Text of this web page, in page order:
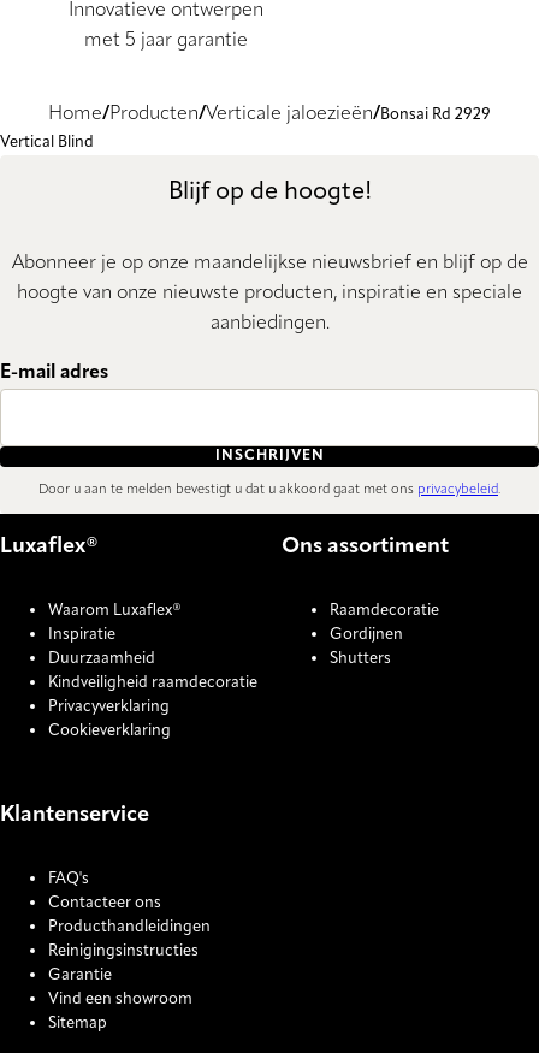
Innovatieve ontwerpen
met 5 jaar garantie
Home Producten Verticale jaloezieën
Bonsai Rd 2929
Vertical Blind
Blijf op de hoogte!
Abonneer je op onze maandelijkse nieuwsbrief en blijf op de
hoogte van onze nieuwste producten, inspiratie en speciale
aanbiedingen.
E-mail adres
INSCHRIJVEN
Door u aan te melden bevestigt u dat u akkoord gaat met ons privacybeleid.
Luxaflex®
Waarom Luxaflex®
Inspiratie
Duurzaamheid
Kindveiligheid raamdecoratie
Privacyverklaring
Cookieverklaring
Ons assortiment
Raamdecoratie
Gordijnen
Shutters
Klantenservice
FAQ's
Contacteer ons
Producthandleidingen
Reinigingsinstructies
Garantie
Vind een showroom
Sitemap